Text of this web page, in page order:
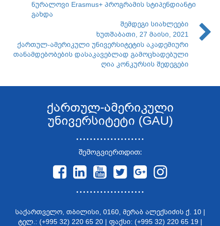
ნურალოვი Erasmus+ პროგრამის სტიპენდიანტი
გახდა
შემდეგი სიახლეები
ხუთშაბათი, 27 მაისი, 2021
ქართულ-ამერიკული უნივერსიტეტის აკადემიური
თანამდებობების დასაკავებლად გამოცხადებული
ღია კონკურსის შედეგები
ქართულ-ამერიკული
უნივერსიტეტი (GAU)
....................
შემოგვიერთდით:
....................
საქართველო, თბილისი, 0160, მერაბ ალექსიძის ქ. 10 |
ტელ.: (+995 32) 220 65 20 | ფაქსი: (+995 32) 220 65 19 |